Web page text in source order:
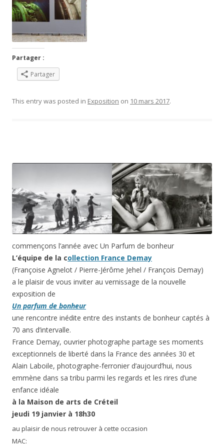
Partager :
Partager
This entry was posted in Exposition on 10 mars 2017.
commençons l’année avec Un Parfum de bonheur
L’équipe de la collection France Demay
(Françoise Agnelot / Pierre-Jérôme Jehel / François Demay)
a le plaisir de vous inviter au vernissage de la nouvelle
exposition de
Un parfum de bonheur
une rencontre inédite entre des instants de bonheur captés à
70 ans d’intervalle.
France Demay, ouvrier photographe partage ses moments
exceptionnels de liberté dans la France des années 30 et
Alain Laboile, photographe-ferronier d’aujourd’hui, nous
emmène dans sa tribu parmi les regards et les rires d’une
enfance idéale
à la Maison de arts de Créteil
jeudi 19 janvier à 18h30
au plaisir de nous retrouver à cette occasion
MAC: